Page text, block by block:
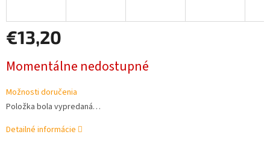
€13,20
cena:
Momentálne nedostupné
Možnosti doručenia
Položka bola vypredaná…
Detailné informácie